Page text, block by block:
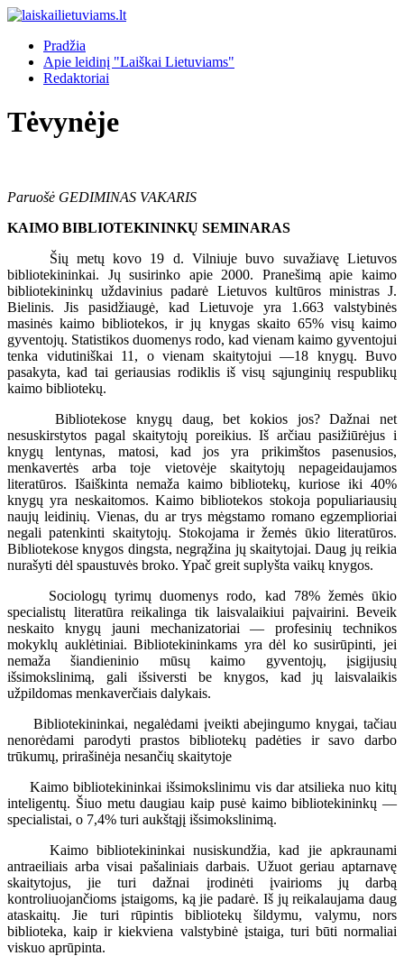
Pradžia
Apie leidinį "Laiškai Lietuviams"
Redaktoriai
Tėvynėje
Paruošė GEDIMINAS VAKARIS
KAIMO BIBLIOTEKININKŲ SEMINARAS
Šių metų kovo 19 d. Vilniuje buvo suvažiavę Lietuvos
bibliotekininkai. Jų susirinko apie 2000. Pranešimą apie kaimo
bibliotekininkų uždavinius padarė Lietuvos kultūros ministras J.
Bielinis. Jis pasidžiaugė, kad Lietuvoje yra 1.663 valstybinės
masinės kaimo bibliotekos, ir jų knygas skaito 65% visų kaimo
gyventojų. Statistikos duomenys rodo, kad vienam kaimo gyventojui
tenka vidutiniškai 11, o vienam skaitytojui —18 knygų. Buvo
pasakyta, kad tai geriausias rodiklis iš visų sąjunginių respublikų
kaimo bibliotekų.
Bibliotekose knygų daug, bet kokios jos? Dažnai net
nesuskirstytos pagal skaitytojų poreikius. Iš arčiau pasižiūrėjus i
knygų lentynas, matosi, kad jos yra prikimštos pasenusios,
menkavertės arba toje vietovėje skaitytojų nepageidaujamos
literatūros. Išaiškinta nemaža kaimo bibliotekų, kuriose iki 40%
knygų yra neskaitomos. Kaimo bibliotekos stokoja populiariausių
naujų leidinių. Vienas, du ar trys mėgstamo romano egzemplioriai
negali patenkinti skaitytojų. Stokojama ir žemės ūkio literatūros.
Bibliotekose knygos dingsta, negrąžina jų skaitytojai. Daug jų reikia
nurašyti dėl spaustuvės broko. Ypač greit suplyšta vaikų knygos.
Sociologų tyrimų duomenys rodo, kad 78% žemės ūkio
specialistų literatūra reikalinga tik laisvalaikiui paįvairini. Beveik
neskaito knygų jauni mechanizatoriai — profesinių technikos
mokyklų auklėtiniai. Bibliotekininkams yra dėl ko susirūpinti, jei
nemaža šiandieninio mūsų kaimo gyventojų, įsigijusių
išsimokslinimą, gali išsiversti be knygos, kad jų laisvalaikis
užpildomas menkaverčiais dalykais.
Bibliotekininkai, negalėdami įveikti abejingumo knygai, tačiau
nenorėdami parodyti prastos bibliotekų padėties ir savo darbo
trūkumų, prirašinėja nesančių skaitytoje
Kaimo bibliotekininkai išsimokslinimu vis dar atsilieka nuo kitų
inteligentų. Šiuo metu daugiau kaip pusė kaimo bibliotekininkų —
specialistai, o 7,4% turi aukštąjį išsimokslinimą.
Kaimo bibliotekininkai nusiskundžia, kad jie apkraunami
antraeiliais arba visai pašaliniais darbais. Užuot geriau aptarnavę
skaitytojus, jie turi dažnai įrodinėti įvairioms jų darbą
kontroliuojančioms įstaigoms, ką jie padarė. Iš jų reikalaujama daug
ataskaitų. Jie turi rūpintis bibliotekų šildymu, valymu, nors
biblioteka, kaip ir kiekviena valstybinė įstaiga, turi būti normaliai
viskuo aprūpinta.